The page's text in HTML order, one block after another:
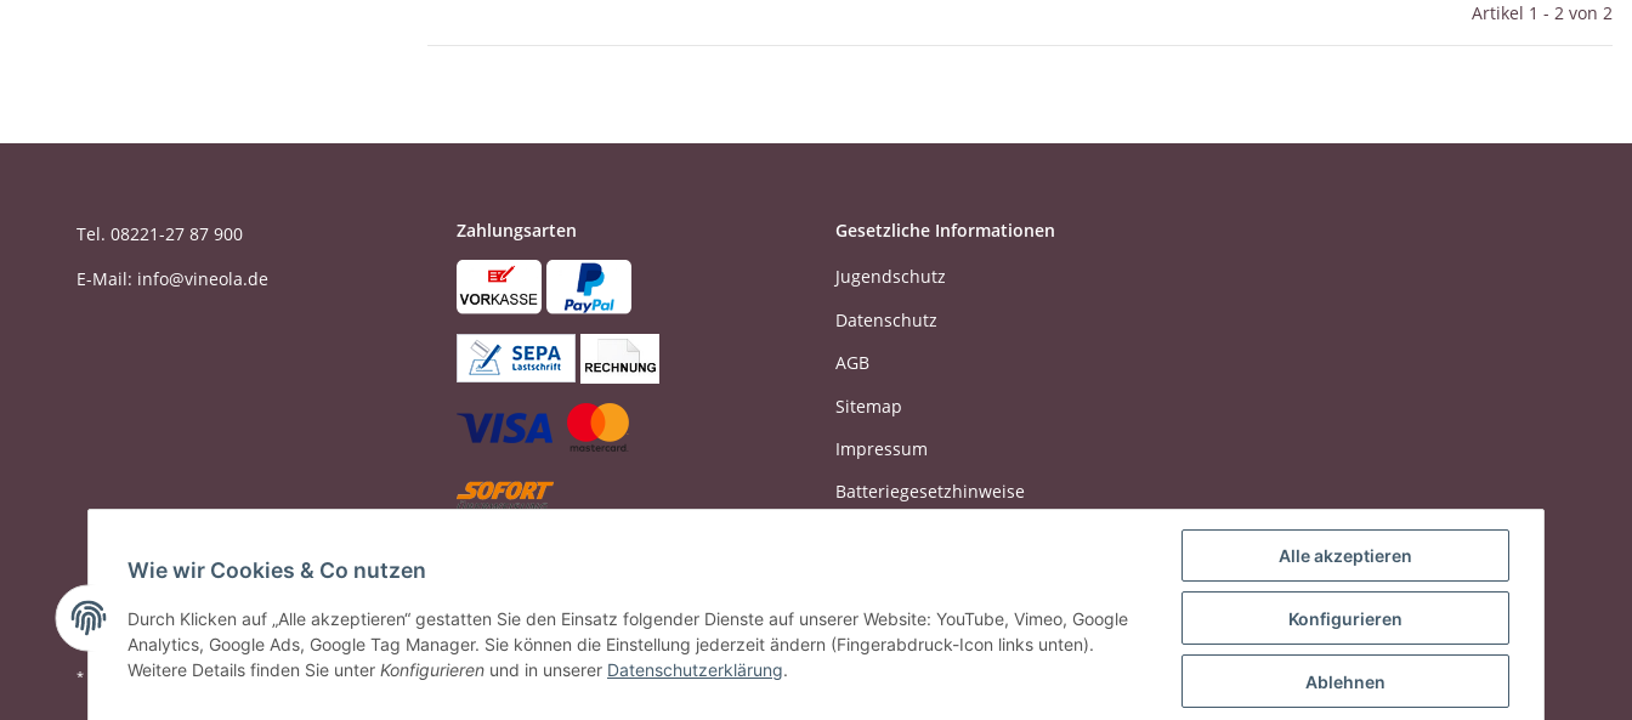
Artikel 1 - 2 von 2
Tel. 08221-27 87 900
E-Mail: info@vineola.de
Zahlungsarten Gesetzliche Informationen
Jugendschutz
Datenschutz
AGB
Sitemap
Impressum
Batteriegesetzhinweise
Vertrag widerrufen
* Alle Preise inkl. gesetzlicher USt., zzgl.Versand
Wie wir Cookies & Co nutzen
Durch Klicken auf „Alle akzeptieren“ gestatten Sie den Einsatz folgender Dienste auf unserer Website: YouTube, Vimeo, Google
Analytics, Google Ads, Google Tag Manager. Sie können die Einstellung jederzeit ändern (Fingerabdruck-Icon links unten).
Weitere Details finden Sie unter Konfigurieren und in unserer Datenschutzerklärung.
Alle akzeptieren
Konfigurieren
Ablehnen